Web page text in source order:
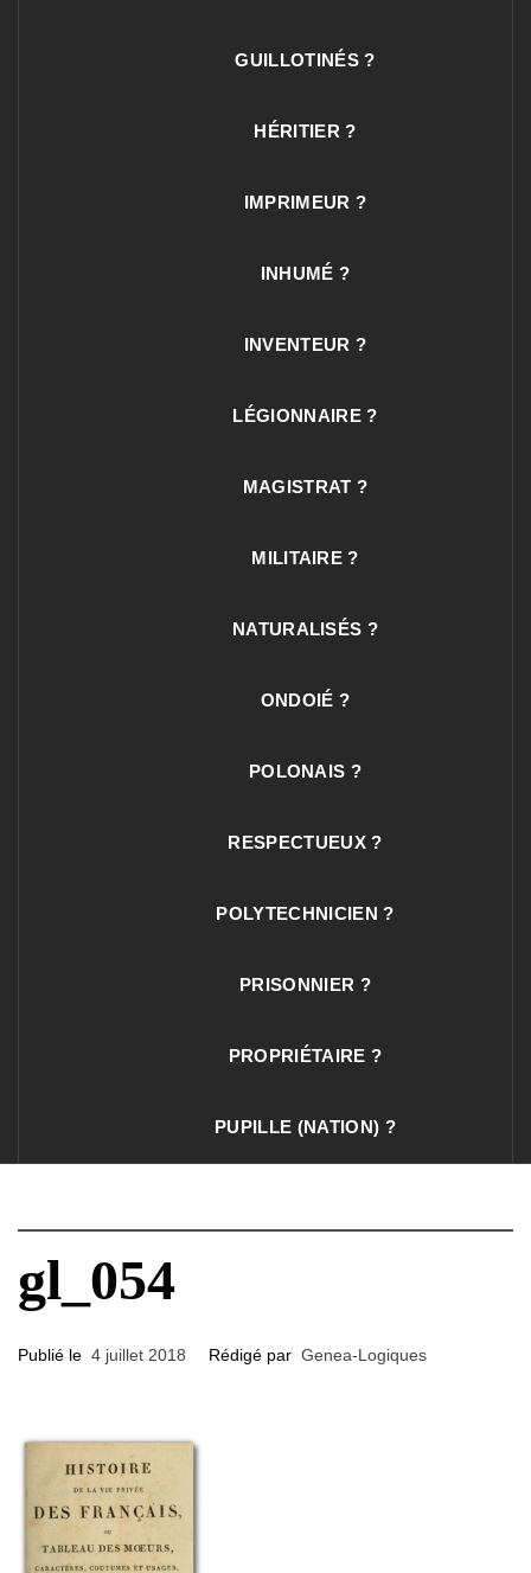
GUILLOTINÉS ?
HÉRITIER ?
IMPRIMEUR ?
INHUMÉ ?
INVENTEUR ?
LÉGIONNAIRE ?
MAGISTRAT ?
MILITAIRE ?
NATURALISÉS ?
ONDOIÉ ?
POLONAIS ?
RESPECTUEUX ?
POLYTECHNICIEN ?
PRISONNIER ?
PROPRIÉTAIRE ?
PUPILLE (NATION) ?
gl_054
Publié le 4 juillet 2018 Rédigé par Genea-Logiques